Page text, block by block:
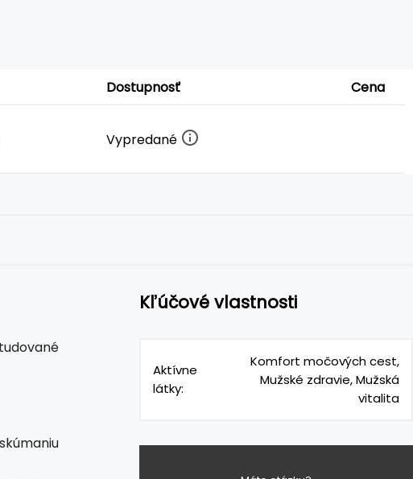
Dostupnosť Cena
Vypredané
Kľúčové vlastnosti
Aktívne
látky:
Komfort močových cest,
Mužské zdravie, Mužská
vitalita